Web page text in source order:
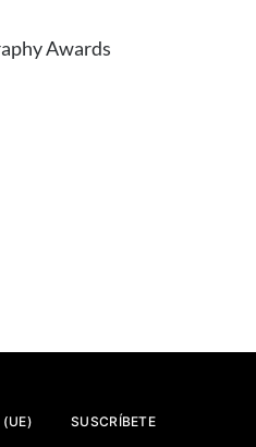
Awards
(UE) SUSCRÍBETE